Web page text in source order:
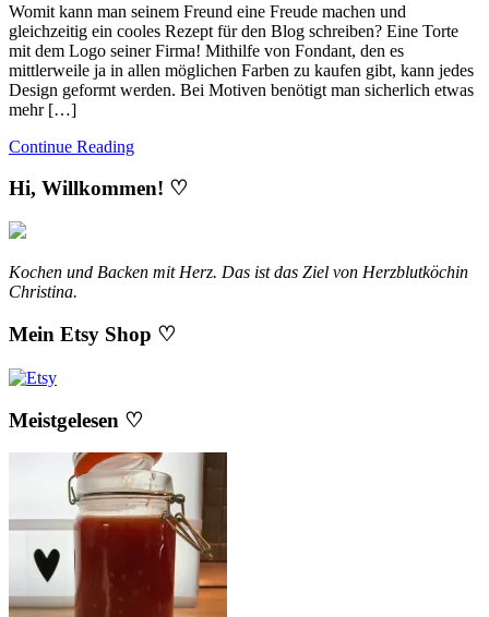
Womit kann man seinem Freund eine Freude machen und
gleichzeitig ein cooles Rezept für den Blog schreiben? Eine Torte
mit dem Logo seiner Firma! Mithilfe von Fondant, den es
mittlerweile ja in allen möglichen Farben zu kaufen gibt, kann jedes
Design geformt werden. Bei Motiven benötigt man sicherlich etwas
mehr […]
Continue Reading
Hi, Willkommen! ♡
Kochen und Backen mit Herz. Das ist das Ziel von Herzblutköchin
Christina.
Mein Etsy Shop ♡
Meistgelesen ♡